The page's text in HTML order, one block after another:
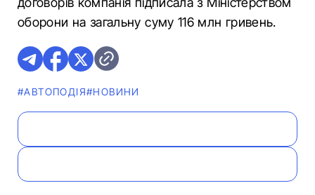
оборони на загальну суму 116 млн гривень.
#АВТОПОДІЯ#НОВИНИ